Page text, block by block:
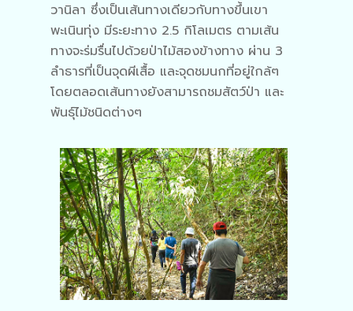
วานิลา ซึ่งเป็นเส้นทางเดียวกับทางขึ้นเขา
พะเนินทุ่ง มีระยะทาง 2.5 กิโลเมตร ตามเส้น
ทางจะร่มรื่นไปด้วยป่าไม้สองข้างทาง ผ่าน 3
ลำธารที่เป็นจุดผีเสื้อ และจุดชมนกที่อยู่ใกล้ๆ
โดยตลอดเส้นทางยังสามารถชมสัตว์ป่า และ
พันธุ์ไม้ชนิดต่างๆ